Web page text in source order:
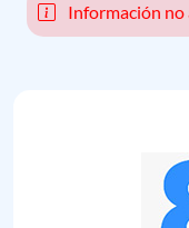
Información no